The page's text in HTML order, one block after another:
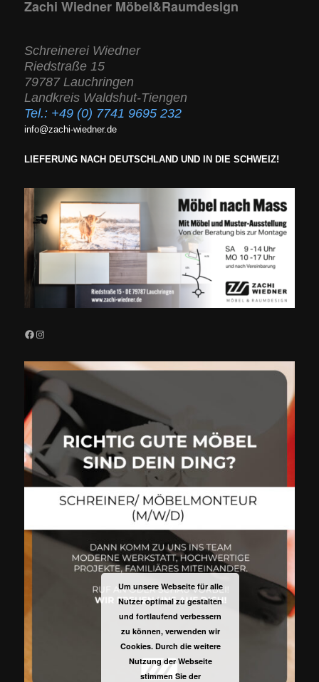
Zachi Wiedner Möbel&Raumdesign
Schreinerei Wiedner
Riedstraße 15
79787 Lauchringen
Landkreis Waldshut-Tiengen
Tel.: +49 (0) 7741 9695 232
info@zachi-wiedner.de
LIEFERUNG NACH DEUTSCHLAND UND IN DIE SCHWEIZ!
Facebook
Instagram
Um unsere Webseite für alle
Nutzer optimal zu gestalten
und fortlaufend verbessern
zu können, verwenden wir
Cookies. Durch die weitere
Nutzung der Webseite
stimmen Sie der